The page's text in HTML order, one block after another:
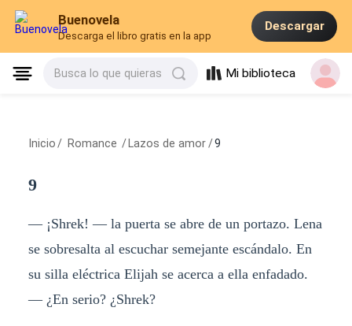
Buenovela
Descarga el libro gratis en la app
Descargar
Busca lo que quieras Mi biblioteca
Inicio / Romance / Lazos de amor /9
9
— ¡Shrek! — la puerta se abre de un portazo. Lena
se sobresalta al escuchar semejante escándalo. En
su silla eléctrica Elijah se acerca a ella enfadado.
— ¿En serio? ¿Shrek?